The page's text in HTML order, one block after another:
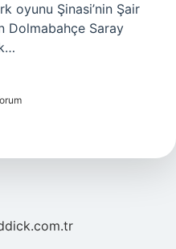
oyunu Şinasi’nin Şair
Dolmabahçe Saray